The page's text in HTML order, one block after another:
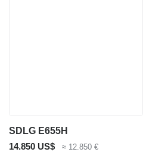
SDLG E655H
14.850 US$
≈ 12.850 €